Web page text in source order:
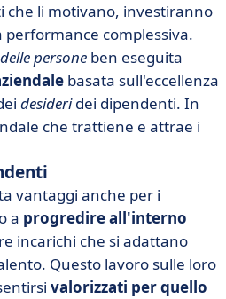
che li motivano, investiranno
performance complessiva.
persone ben eseguita
basata sull'eccellenza
desideridei dipendenti. In
che trattiene e attrae i
vantaggi anche per i
a progredire all'interno
incarichi che si adattano
Questo lavoro sulle loro
valorizzati per quello